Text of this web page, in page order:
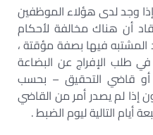
وجد لدى هؤلاء الموظفين
أن هناك مخالفة لأحكام
المشتبه فيها بصفة مؤقتة ،
طلب الإفراج عن البضاعة
أو قاضي التحقيق – بحسب
إذا لم يصدر أمر من القاضي
أيام التالية ليوم الضبط .